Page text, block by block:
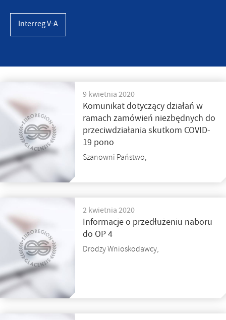
Interreg V-A
9 kwietnia 2020
Komunikat dotyczący działań w
ramach zamówień niezbędnych do
przeciwdziałania skutkom COVID-
19 pono
Szanowni Państwo,
2 kwietnia 2020
Informacje o przedłużeniu naboru
do OP 4
Drodzy Wnioskodawcy,